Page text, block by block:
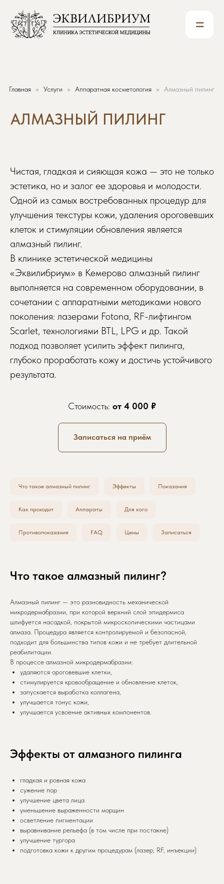
=
Главная Услуги Аппаратная косметология Алмазный пилинг
АЛМАЗНЫЙ ПИЛИНГ
Чистая, гладкая и сияющая кожа — это не только
эстетика, но и залог ее здоровья и молодости.
Одной из самых востребованных процедур для
улучшения текстуры кожи, удаления ороговевших
клеток и стимуляции обновления является
алмазный пилинг.
В клинике эстетической медицины
«Эквилибриум» в Кемерово алмазный пилинг
выполняется на современном оборудовании, в
сочетании с аппаратными методиками нового
поколения: лазерами Fotona, RF-лифтингом
Scarlet, технологиями BTL, LPG и др. Такой
подход позволяет усилить эффект пилинга,
глубоко проработать кожу и достичь устойчивого
результата.
Стоимость: от 4 000 ₽
Записаться на приём
Что такое алмазный пилинг Эффекты Показания
Как проходит Аппараты Для кого
Противопоказания FAQ Цены Записаться
Что такое алмазный пилинг?
Алмазный пилинг — это разновидность механической
микродермабразии, при которой верхний слой эпидермиса
шлифуется насадкой, покрытой микроскопическими частицами
алмаза. Процедура является контролируемой и безопасной,
подходит для большинства типов кожи и не требует длительной
реабилитации.
В процессе алмазной микродермабразии:
удаляются ороговевшие клетки,
стимулируется кровообращение и обновление клеток,
запускается выработка коллагена,
улучшается тонус кожи,
улучшается усвоение активных компонентов.
Эффекты от алмазного пилинга
гладкая и ровная кожа
сужение пор
улучшение цвета лица
уменьшение выраженности морщин
осветление пигментации
выравнивание рельефа (в том числе при постакне)
улучшение тургора
подготовка кожи к другим процедурам (лазер, RF, инъекции)